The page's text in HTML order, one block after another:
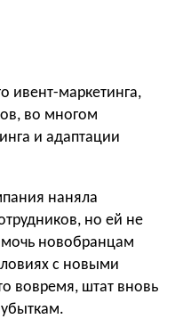
ивент-маркетинга,
во многом
и адаптации
наняла
но ей не
новобранцам
с новыми
вовремя, штат вновь
убыткам.